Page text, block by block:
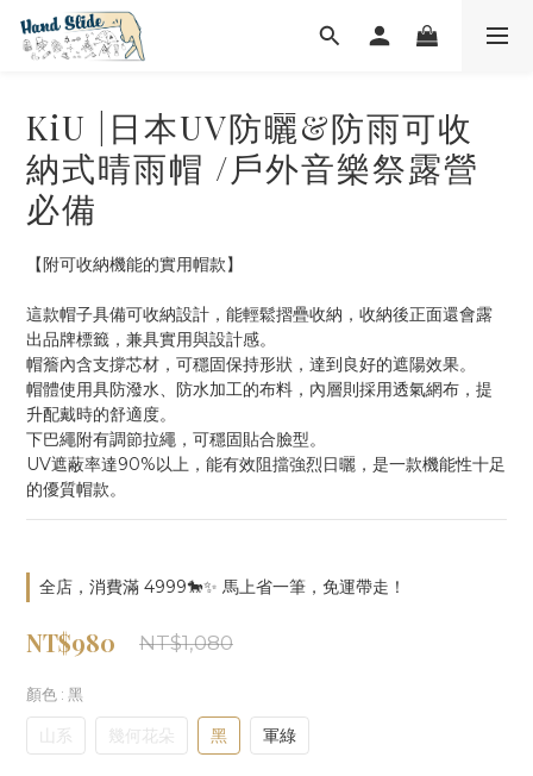
KiU |日本UV防曬&防雨可收
納式晴雨帽 /戶外音樂祭露營
必備
【附可收納機能的實用帽款】
這款帽子具備可收納設計，能輕鬆摺疊收納，收納後正面還會露
出品牌標籤，兼具實用與設計感。
帽簷內含支撐芯材，可穩固保持形狀，達到良好的遮陽效果。
帽體使用具防潑水、防水加工的布料，內層則採用透氣網布，提
升配戴時的舒適度。
下巴繩附有調節拉繩，可穩固貼合臉型。
UV遮蔽率達90%以上，能有效阻擋強烈日曬，是一款機能性十足
的優質帽款。
全店，消費滿 4999🐎✨ 馬上省一筆，免運帶走！
NT$980 NT$1,080
顏色 : 黑
山系 幾何花朵 黑 軍綠